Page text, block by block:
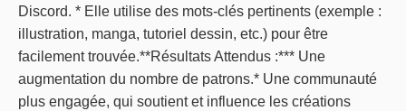
Discord. * Elle utilise des mots-clés pertinents (exemple :
illustration, manga, tutoriel dessin, etc.) pour être
facilement trouvée.**Résultats Attendus :*** Une
augmentation du nombre de patrons.* Une communauté
plus engagée, qui soutient et influence les créations